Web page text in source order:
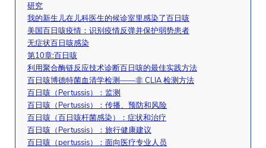
研究
我的新生儿在儿科医生的候诊室里感染了百日咳
美国百日咳疫情：识别疫情反弹并保护弱势患者
无症状百日咳感染
第10章:百日咳
利用聚合酶链反应技术诊断百日咳的最佳实践方法
百日咳博德特菌血清学检测——非 CLIA 检测方法
百日咳（Pertussis）：监测
百日咳（Pertussis）：传播、预防和风险
百日咳（百日咳杆菌感染）：症状和治疗
百日咳（Pertussis）：旅行健康建议
百日咳（pertussis）：面向医疗专业人员